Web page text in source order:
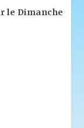
le Dimanche